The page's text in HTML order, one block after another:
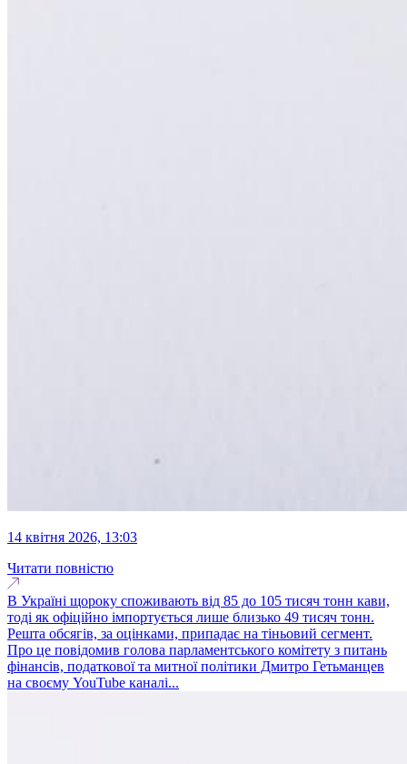
14 квітня 2026, 13:03
Читати повністю
В Україні щороку споживають від 85 до 105 тисяч тонн кави,
тоді як офіційно імпортується лише близько 49 тисяч тонн.
Решта обсягів, за оцінками, припадає на тіньовий сегмент.
Про це повідомив голова парламентського комітету з питань
фінансів, податкової та митної політики Дмитро Гетьманцев
на своєму YouTube каналі...